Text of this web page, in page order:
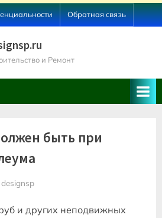
Обратная связь
и Ремонт
быть при
By
designsp
и других неподвижных